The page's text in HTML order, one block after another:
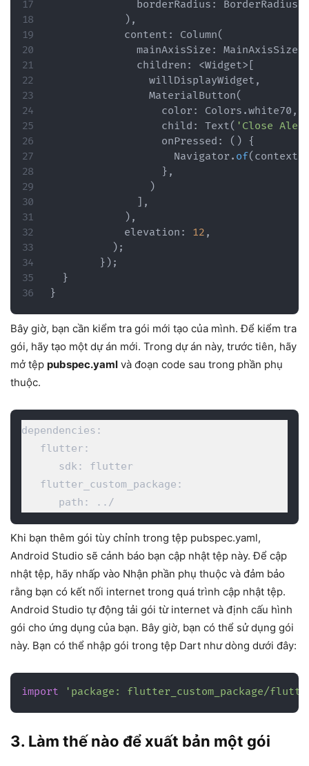
              borderRadius
: BorderRadius
) ,
            content
: Column(
              mainAxisSize
: MainAxisSize
              children
: <Widget>
                willDisplayWidget
,
MaterialButton(
                  color
: Colors .white70 ,
                  child
: Text( 'Close
                  onPressed
: ( ) {
Navigator . of( context
} ,
)
,
) ,
            elevation
: 12 ,
) ;
} ) ;
}
}
Bây giờ, bạn cần kiểm tra gói mới tạo của mình. Để kiểm tra
gói, hãy tạo một dự án mới. Trong dự án này, trước tiên, hãy
mở tệp pubspec.yaml và đoạn code sau trong phần phụ
thuộc.
dependencies:
      path: ../
Khi bạn thêm gói tùy chỉnh trong tệp pubspec.yaml,
Android Studio sẽ cảnh báo bạn cập nhật tệp này. Để cập
nhật tệp, hãy nhấp vào Nhận phần phụ thuộc và đảm bảo
rằng bạn có kết nối internet trong quá trình cập nhật tệp.
Android Studio tự động tải gói từ internet và định cấu hình
gói cho ứng dụng của bạn. Bây giờ, bạn có thể sử dụng gói
này. Bạn có thể nhập gói trong tệp Dart như dòng dưới đây:
import 'package: flutter_custom_package/
3. Làm thế nào để xuất bản một gói